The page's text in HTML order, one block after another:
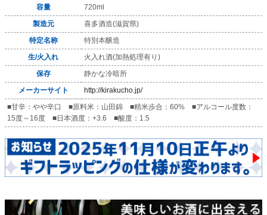
容量
720ml
製造元
喜多酒造(滋賀県)
特定名称
特別本醸造
生/火入れ
火入れ酒(加熱処理有り)
保存
静かな冷暗所
メーカーサイト
http://kirakucho.jp/
■甘辛：やや辛口 ■原料米：山田錦 ■精米歩合：60% ■アルコール度数：
15度～16度 ■日本酒度：+3.6 ■酸度：1.5